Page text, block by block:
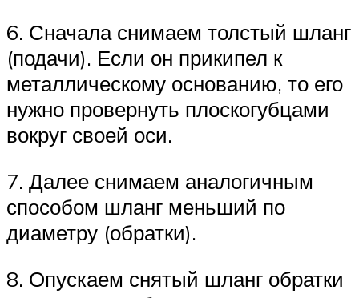
6. Сначала снимаем толстый шланг
(подачи). Если он прикипел к
металлическому основанию, то его
нужно провернуть плоскогубцами
вокруг своей оси.
7. Далее снимаем аналогичным
способом шланг меньший по
диаметру (обратки).
8. Опускаем снятый шланг обратки